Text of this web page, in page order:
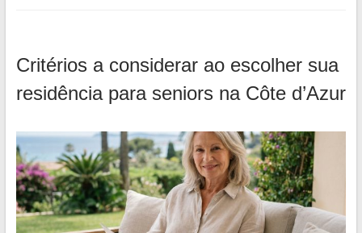
Critérios a considerar ao escolher sua
residência para seniors na Côte d’Azur